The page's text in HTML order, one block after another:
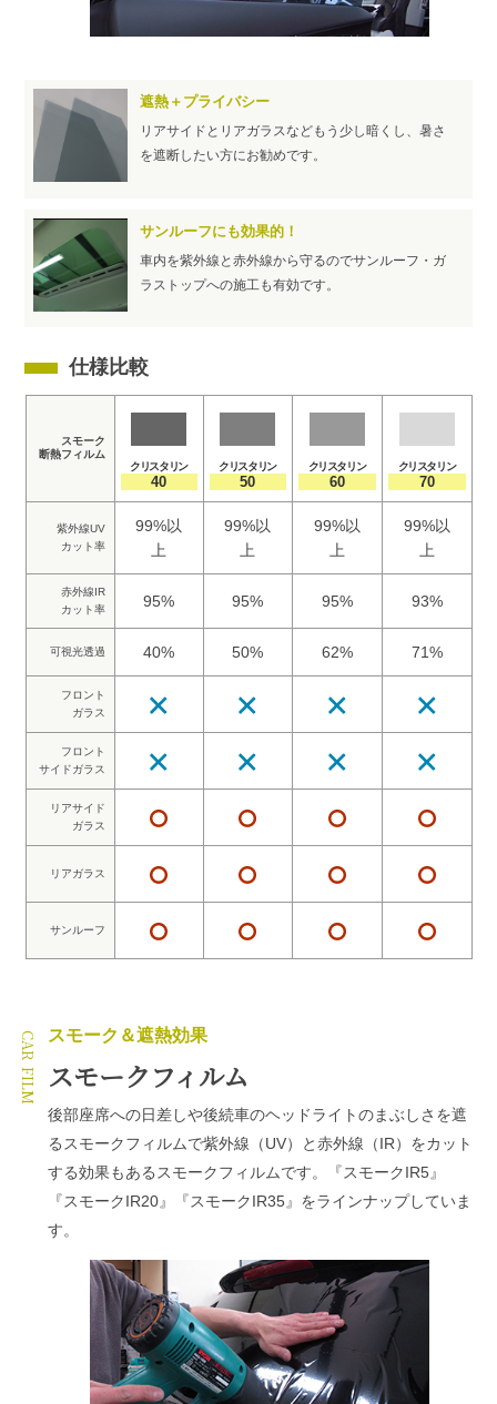
遮熱＋プライバシー
リアサイドとリアガラスなどもう少し暗くし、暑さ
を遮断したい方にお勧めです。
サンルーフにも効果的！
車内を紫外線と赤外線から守るのでサンルーフ・ガ
ラストップへの施工も有効です。
仕様比較
スモーク
断熱フィルム
クリスタリン
40
クリスタリン
50
クリスタリン
60
クリスタリン
70
紫外線UV
カット率
99%以
上
99%以
上
99%以
上
99%以
上
赤外線IR
カット率
95% 95% 95% 93%
可視光透過 40% 50% 62% 71%
フロント
ガラス
フロント
サイドガラス
リアサイド
ガラス
リアガラス
サンルーフ
スモーク＆遮熱効果
スモークフィルム
後部座席への日差しや後続車のヘッドライトのまぶしさを遮
るスモークフィルムで紫外線（UV）と赤外線（IR）をカット
する効果もあるスモークフィルムです。『スモークIR5』
『スモークIR20』『スモークIR35』をラインナップしていま
す。